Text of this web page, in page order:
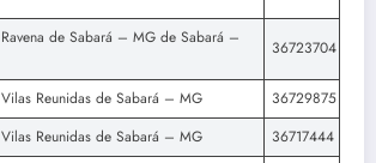
de Sabará – MG de Sabará –
36723704
Reunidas de Sabará – MG
36729875
Reunidas de Sabará – MG
36717444